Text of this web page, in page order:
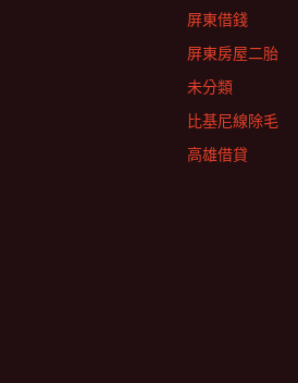
屏東借錢
屏東房屋二胎
未分類
比基尼線除毛
高雄借貸